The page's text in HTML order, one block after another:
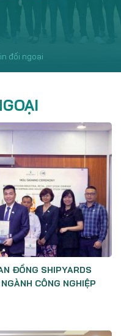
đối ngoại
ĐỒNG SHIPYARDS
CÔNG NGHIỆP